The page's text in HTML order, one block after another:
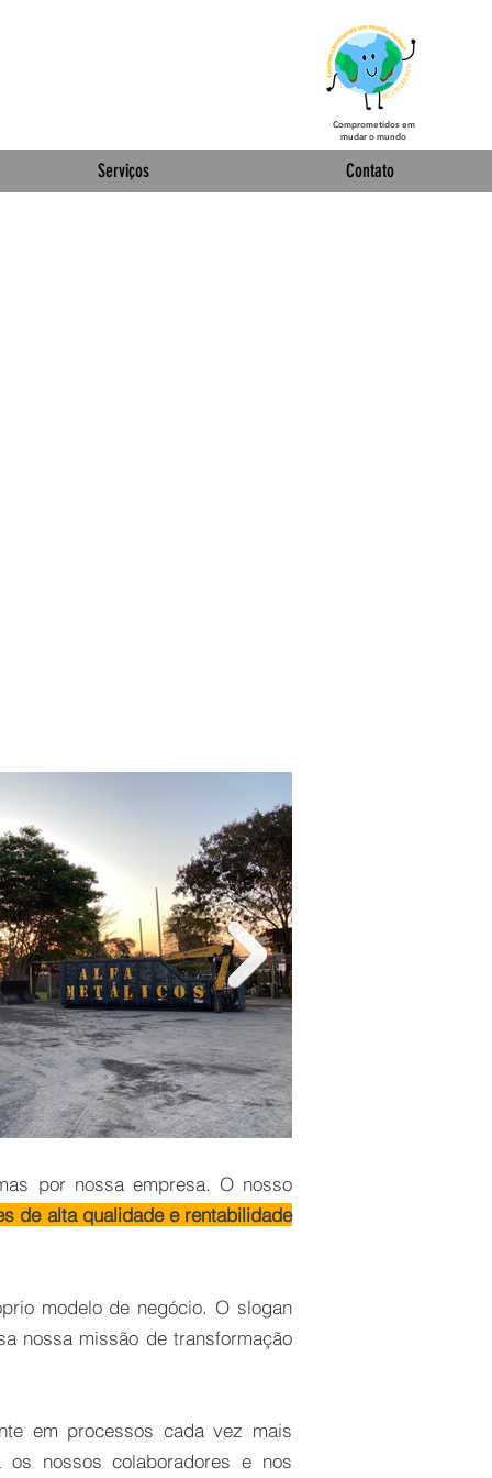
Comprometidos em
mudar o mundo
Serviços Contato
por nossa empresa. O nosso
de alta qualidade e rentabilidade
modelo de negócio. O slogan
nossa missão de transformação
em processos cada vez mais
os nossos colaboradores e nos